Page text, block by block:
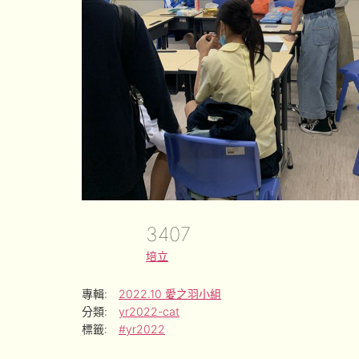
3407
培立
專輯:
2022.10 愛之羽小組
分類:
yr2022-cat
標籤:
#yr2022